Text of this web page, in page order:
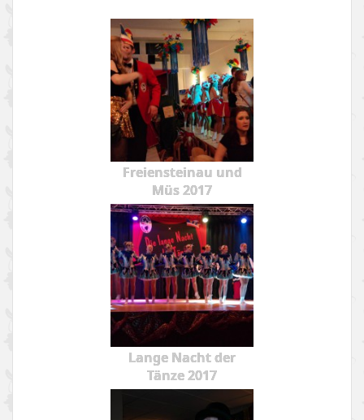
Freiensteinau und
Müs 2017
Lange Nacht der
Tänze 2017